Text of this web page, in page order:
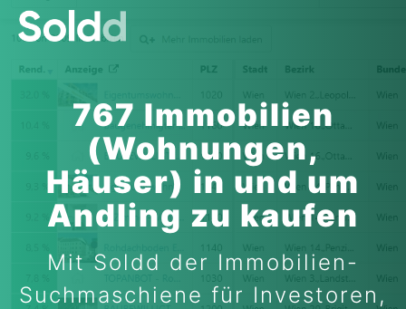
767 Immobilien
(Wohnungen,
Häuser) in und um
Andling zu kaufen
Mit Soldd der Immobilien-
Suchmaschiene für Investoren,